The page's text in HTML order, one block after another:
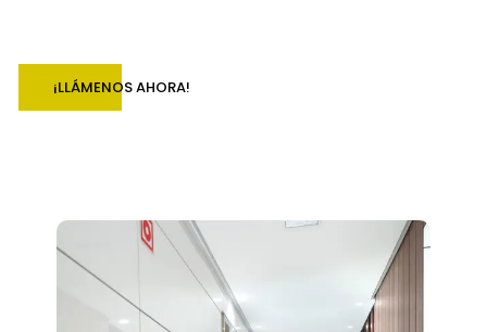
¡LLÁMENOS AHORA!